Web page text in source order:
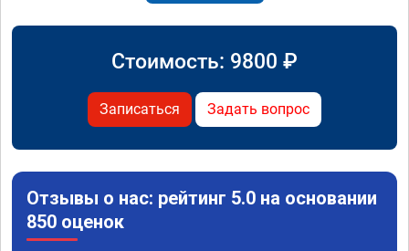
Стоимость: 9800 ₽
Записаться Задать вопрос
Отзывы о нас: рейтинг 5.0 на основании
850 оценок